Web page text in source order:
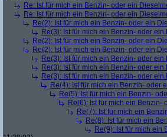
Re: Ist für mich ein Benzin- oder ein
Re: Ist für mich ein Benzin- oder ein
Re(2): Ist für mich ein Benzin- oder ein
Re(3): Ist für mich ein Benzin- oder
Re(2): Ist für mich ein Benzin- oder ein
Re(2): Ist für mich ein Benzin- oder ein
Re(3): Ist für mich ein Benzin- oder
Re(3): Ist für mich ein Benzin- oder
Re(3): Ist für mich ein Benzin- oder
Re(4): Ist für mich ein Benzin- oder
Re(5): Ist für mich ein Benzin-
Re(6): Ist für mich ein
Re(7): Ist für mich ein
Re(8): Ist für mich ein
Re(9): Ist für mich ein